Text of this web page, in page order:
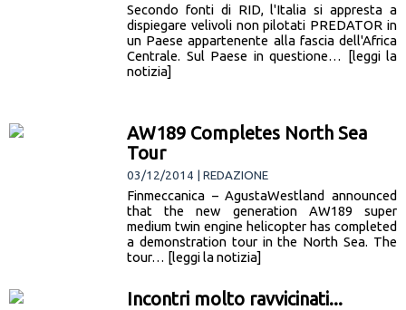
Secondo fonti di RID, l'Italia si appresta a
dispiegare velivoli non pilotati PREDATOR in
un Paese appartenente alla fascia dell'Africa
Centrale. Sul Paese in questione… [leggi la
notizia]
AW189 Completes North Sea
Tour
03/12/2014 | REDAZIONE
Finmeccanica – AgustaWestland announced
that the new generation AW189 super
medium twin engine helicopter has completed
a demonstration tour in the North Sea. The
tour… [leggi la notizia]
Incontri molto ravvicinati...